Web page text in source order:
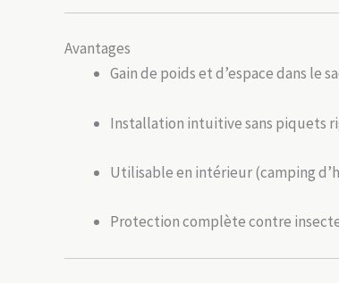
Avantages
Gain de poids et d’espace dans le
Installation intuitive sans piquets
Utilisable en intérieur (camping
Protection complète contre